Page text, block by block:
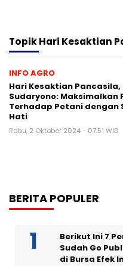
TopikHari Kesaktian
INFO AGRO
Hari Kesaktian Pancasila,
Sudaryono: Maksimalkan
Terhadap Petani dengan
Hati
Rabu, 2 Oktober 2024 - 07:51 WIB
BERITA POPULER
Berikut Ini 7
Sudah Go
di Bursa Efek